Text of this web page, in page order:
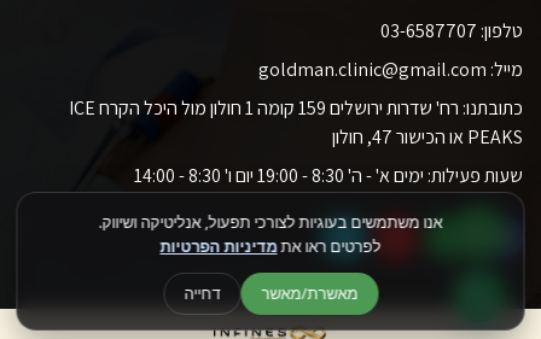
אנו משתמשים בעוגיות לצורכי תפעול, אנליטיקה ושיווק.
לפרטים ראו אתמדיניות הפרטיות
מאשרת/מאשר דחייה
טלפון: 03-6587707
מייל: goldman.clinic@gmail.com
כתובתנו: רח' שדרות ירושלים 159 קומה 1 חולון מול היכל הקרח ICE
PEAKS או הכישור 47, חולון
שעות פעילות: ימים א' - ה' 8:30 - 19:00 יום ו' 8:30 - 14:00